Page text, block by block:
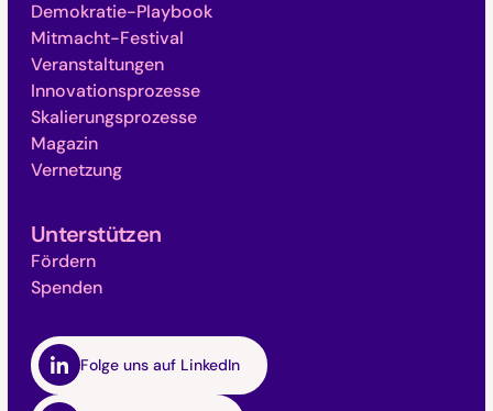
Folge uns auf LinkedIn
Demokratie-Playbook
Mitmacht-Festival
Veranstaltungen
Innovationsprozesse
Skalierungsprozesse
Magazin
Vernetzung
Unterstützen
Fördern
Spenden